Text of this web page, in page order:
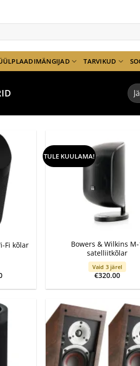
TARVIKUD
Fi kõlar
Current
is:
TULE KUULAMA!
Bowers & Wilkins M-
satelliitkõlar
Vaid 3 järel
€320.00